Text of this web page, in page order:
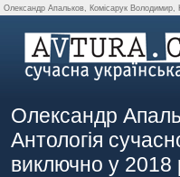
Олександр Апальков, Комісарук Володимир,
Олександр
Антологія
виключно у 2018